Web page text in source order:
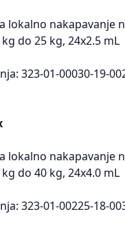
lokalno nakapavanje
do 25 kg, 24x2.5 mL
323-01-00030-19-
lokalno nakapavanje
do 40 kg, 24x4.0 mL
323-01-00225-18-